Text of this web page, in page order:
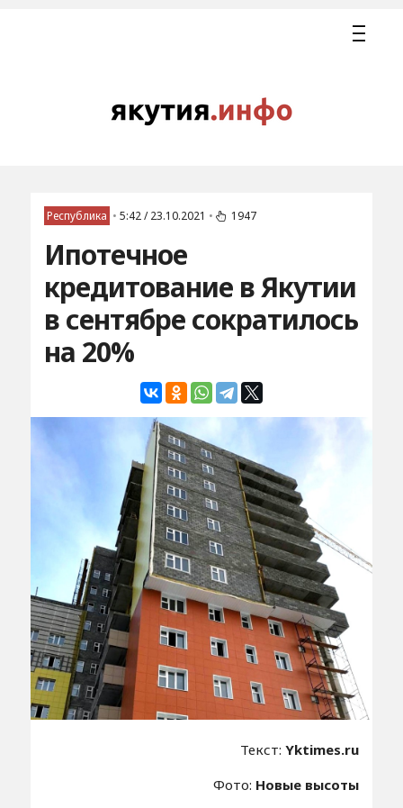
Республика • 5:42 / 23.10.2021 • 1947
Ипотечное
кредитование в Якутии
в сентябре сократилось
на 20%
Текст:Yktimes.ru
Фото: Новые высоты